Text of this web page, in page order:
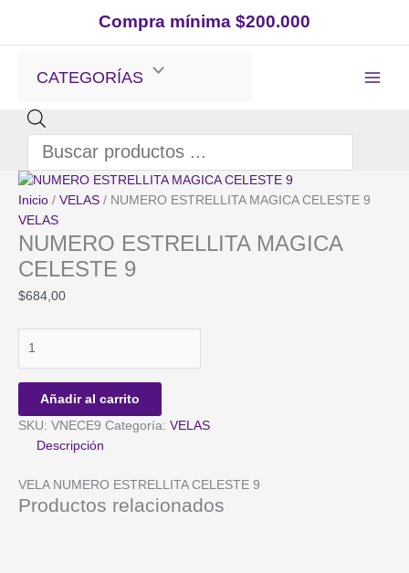
contenido
Compra mínima $200.000
CATEGORÍAS
de
productos
Inicio / VELAS / NUMERO ESTRELLITA MAGICA CELESTE 9
VELAS
NUMERO ESTRELLITA MAGICA
CELESTE 9
$684,00
CELESTE
9
Añadir al carrito
SKU: VNECE9 Categoría: VELAS
Descripción
VELA NUMERO ESTRELLITA CELESTE 9
Productos relacionados